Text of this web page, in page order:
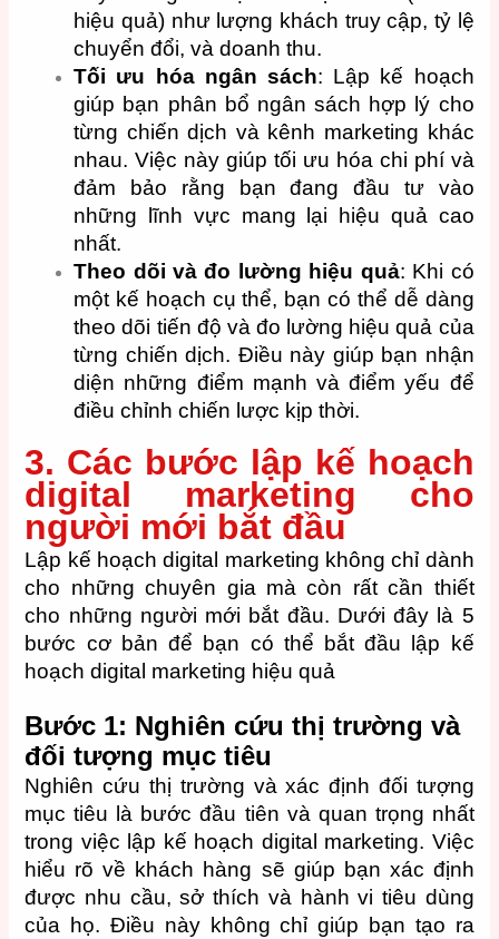
hiệu quả) như lượng khách truy cập, tỷ lệ
chuyển đổi, và doanh thu.
Tối ưu hóa ngân sách: Lập kế hoạch
giúp bạn phân bổ ngân sách hợp lý cho
từng chiến dịch và kênh marketing khác
nhau. Việc này giúp tối ưu hóa chi phí và
đảm bảo rằng bạn đang đầu tư vào
những lĩnh vực mang lại hiệu quả cao
nhất.
Theo dõi và đo lường hiệu quả: Khi có
một kế hoạch cụ thể, bạn có thể dễ dàng
theo dõi tiến độ và đo lường hiệu quả của
từng chiến dịch. Điều này giúp bạn nhận
diện những điểm mạnh và điểm yếu để
điều chỉnh chiến lược kịp thời.
3. Các bước lập kế hoạch
digital marketing cho
người mới bắt đầu
Lập kế hoạch digital marketing không chỉ dành
cho những chuyên gia mà còn rất cần thiết
cho những người mới bắt đầu. Dưới đây là 5
bước cơ bản để bạn có thể bắt đầu lập kế
hoạch digital marketing hiệu quả
Bước 1: Nghiên cứu thị trường và
đối tượng mục tiêu
Nghiên cứu thị trường và xác định đối tượng
mục tiêu là bước đầu tiên và quan trọng nhất
trong việc lập kế hoạch digital marketing. Việc
hiểu rõ về khách hàng sẽ giúp bạn xác định
được nhu cầu, sở thích và hành vi tiêu dùng
của họ. Điều này không chỉ giúp bạn tạo ra